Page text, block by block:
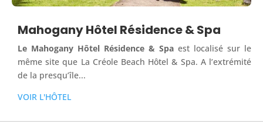
Mahogany Hôtel Résidence & Spa
Le Mahogany Hôtel Résidence & Spa est localisé sur le
même site que La Créole Beach Hôtel & Spa. A l’extrémité
de la presqu’île...
VOIR L'HÔTEL